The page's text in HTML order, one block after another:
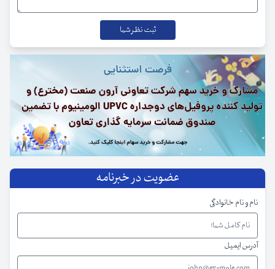
عضویت در خبرنامه
نام و نام خانوادگی
آدرس ایمیل